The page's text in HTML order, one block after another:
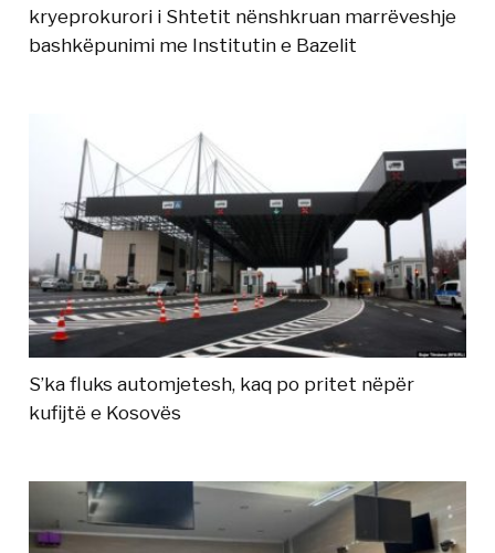
kryeprokurori i Shtetit nënshkruan marrëveshje
bashkëpunimi me Institutin e Bazelit
S’ka fluks automjetesh, kaq po pritet nëpër
kufijtë e Kosovës